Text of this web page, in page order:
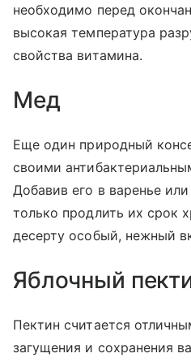
необходимо перед
высокая температура
свойства витамина.
Мед
Еще один природный
своими
Добавив его в варенье
только продлить их срок
десерту особый, нежный
Яблочный
Пектин считается
загущения и сохранения